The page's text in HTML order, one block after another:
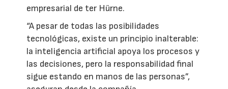
empresarial de ter Hürne.
“A pesar de todas las posibilidades
tecnológicas, existe un principio inalterable:
la inteligencia artificial apoya los procesos y
las decisiones, pero la responsabilidad final
sigue estando en manos de las personas”,